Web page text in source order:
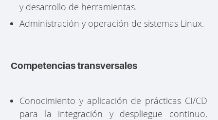
y desarrollo de herramientas.
Administración y operación de sistemas Linux.
Competencias transversales
Conocimiento y aplicación de prácticas CI/CD
para la integración y despliegue continuo,